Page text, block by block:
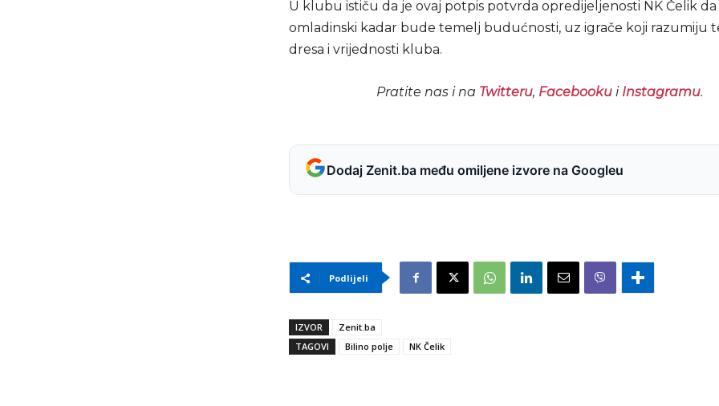
U klubu ističu da je ovaj potpis potvrda opredijeljenosti NK Čelik da
omladinski kadar bude temelj budućnosti, uz igrače koji razumiju
dresa i vrijednosti kluba.
Pratite nas i na Twitteru, Facebookui Instagramu.
Dodaj Zenit.ba među omiljene izvore na Googleu
Podlijeli
IZVOR
Zenit.ba
TAGOVI
Bilino polje NK Čelik